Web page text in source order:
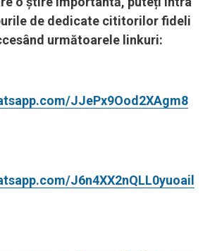
de dedicate cititorilor fideli
următoarele linkuri:
JJePx9Ood2XAgm8
J6n4XX2nQLL0yuoail